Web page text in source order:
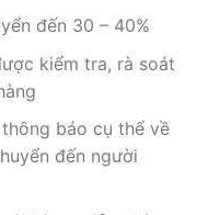
đến 30 – 40%
kiểm tra, rà soát
báo cụ thể về
đến người